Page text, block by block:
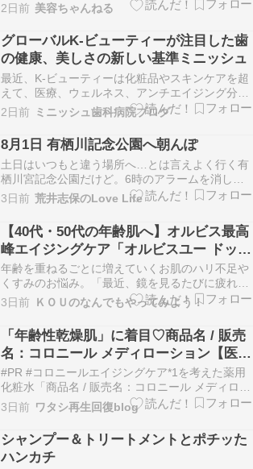
われています。それに負けじと、化粧品メーカー
も奮闘中! この秋は独自の研究知見や技術をフル
活用して生まれた“ハイパフォーマンスなク ....
2日前 美容ちゃんねる
グローバルK-ビューティーが注目した歯
の健康、美しさの新しい基準ミニッシュ
最近、K-ビューティーは化粧品やスキンケアを超
えて、医療、ウェルネス、アンチエイジング分野
まで関心の領域を広げています。このような変化
の中で開催されたグローバルK-ビューティーカン
ファレンスでは、未来のビューティー産業の方向
性を扱うさまざまな講演が行われました。 当日講
演者とし…
2日前 ミニッシュ歯科病院ブログ
8月1日 有栖川記念公園へ朝んぽ
土日はいつもと違う場所へ…とは言えよく行く有
栖川宮記念公園だけど。6時のアラームを消して
二度寝。7時に公園へ。坂道を登りたかったのだ
けど、アスファルトの暑さにめげて公園をぐるぐ
る。ここは坂道も多いからチョイス。池には甲羅
干しする亀ちゃんも。公園内はほぼ日陰。虫もい
なくて快適な散…
3日前 荒井志保のLove Life
【40代・50代の年齢肌へ】オルビス最高
峰エイジングケア「オルビスユー ドッ
ト」の評判・効果を徹底比較分析！
年齢を重ねるごとに増えていくお肌のハリ不足や
くすみのお悩み。「最近、鏡を見るたびに疲れた
印象に見えてしまう…」「本格的なエイジングケ
アをはじめたいけれど、何を選べばいいか迷う」
そんな大人肌のお悩みを抱える40代・50代の女性
から今、絶大な支持を集めているのがリニューア
ルしたオル…
3日前 ＫＯＵのなんでもやってみよう！
「年齢性乾燥肌」に着目♡商品名 / 販売
名：コロニール メディローション【医薬
部外品】薬用化粧水
#PR #コロニールエイジングケア*1を考えた薬用
化粧水「商品名 / 販売名：コロニール メディロー
ション【医薬部外品】薬用化粧水」 を使ってみま
した。 商品名 / 販売名：コロニール メディロー
ション【医薬部外品】薬用化粧水【特徴】 〇「年
齢性乾燥肌」に着目コロニールは「年齢…
3日前 ワタシ再生回復blog
シャンプー＆トリートメントとポチッた
ハンカチ